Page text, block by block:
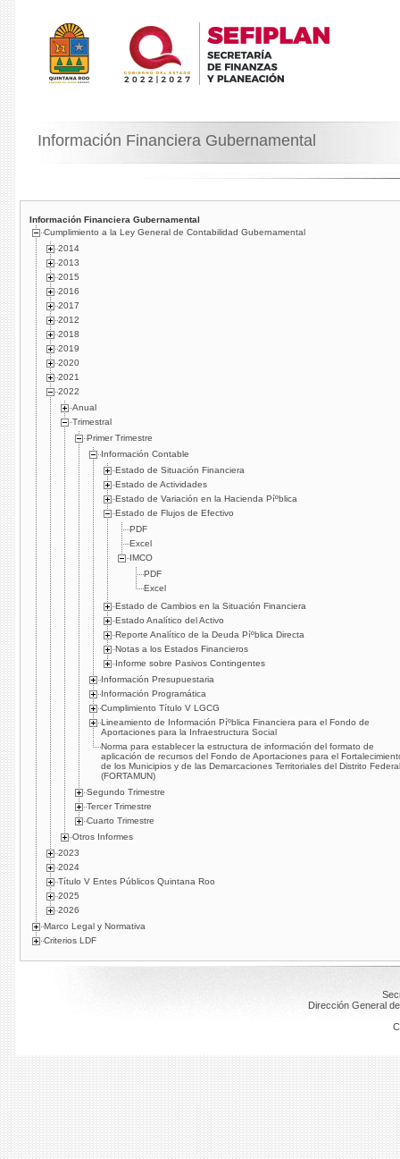
Información Financiera Gubernamental
Información Financiera Gubernamental
Cumplimiento a la Ley General de Contabilidad Gubernamental
2014
2013
2015
2016
2017
2012
2018
2019
2020
2021
2022
Anual
Trimestral
Primer Trimestre
Información Contable
Estado de Situación Financiera
Estado de Actividades
Estado de Variación en la Hacienda Píºblica
Estado de Flujos de Efectivo
PDF
Excel
IMCO
PDF
Excel
Estado de Cambios en la Situación Financiera
Estado Analí­tico del Activo
Reporte Analí­tico de la Deuda Píºblica Directa
Notas a los Estados Financieros
Informe sobre Pasivos Contingentes
Información Presupuestaria
Información Programática
Cumplimiento Tí­tulo V LGCG
Lineamiento de Información Píºblica Financiera para el Fondo de
Aportaciones para la Infraestructura Social
Norma para establecer la estructura de información del formato de
aplicación de recursos del Fondo de Aportaciones para el
de los Municipios y de las Demarcaciones Territoriales del Distrito Federal
(FORTAMUN)
Segundo Trimestre
Tercer Trimestre
Cuarto Trimestre
Otros Informes
2023
2024
Título V Entes Públicos Quintana Roo
2025
2026
Marco Legal y Normativa
Criterios LDF
Dirección General